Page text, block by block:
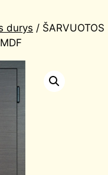
durys / ŠARVUOTOS